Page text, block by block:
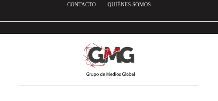
CONTACTO
QUIÉNES SOMOS